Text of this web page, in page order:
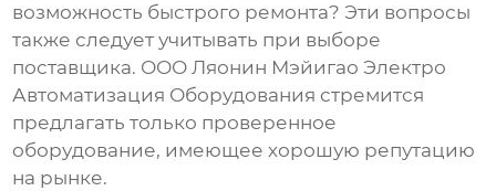
возможность быстрого ремонта? Эти вопросы
также следует учитывать при выборе
поставщика. ООО Ляонин Мэйигао Электро
Автоматизация Оборудования стремится
предлагать только проверенное
оборудование, имеющее хорошую репутацию
на рынке.